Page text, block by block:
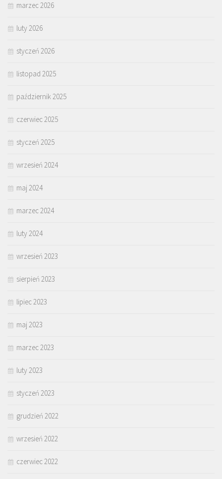
marzec 2026
luty 2026
styczeń 2026
listopad 2025
październik 2025
czerwiec 2025
styczeń 2025
wrzesień 2024
maj 2024
marzec 2024
luty 2024
wrzesień 2023
sierpień 2023
lipiec 2023
maj 2023
marzec 2023
luty 2023
styczeń 2023
grudzień 2022
wrzesień 2022
czerwiec 2022